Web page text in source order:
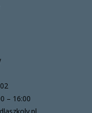
– 16:00